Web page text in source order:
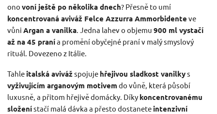
ono voní ještě po několika dnech? Přesně to umí
koncentrovaná aviváž Felce Azzurra Ammorbidente ve
vůni Argan a vanilka . Jedna lahev o objemu 900 ml vystačí
až na 45 pranía promění obyčejné praní v malý smyslový
rituál. Dovezeno z Itálie.
Tahleitalská aviváž spojuje hřejivou sladkost vanilkys
vyživujícím arganovým motivem do vůně, která působí
luxusně, a přitom hřejivě domácky. Díky koncentrovanému
složenístačí malá dávka a přesto dostaneteintenzivní